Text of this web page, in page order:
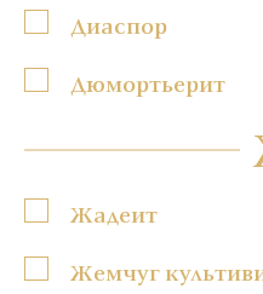
Диаспор
Дюмортьерит
Жадеит
Жемчуг